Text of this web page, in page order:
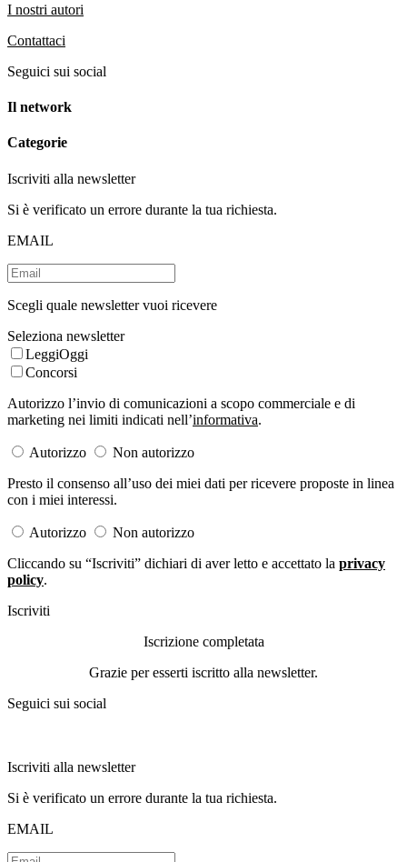
I nostri autori
Contattaci
Seguici sui social
Il network
Categorie
Iscriviti alla newsletter
Si è verificato un errore durante la tua richiesta.
EMAIL
Scegli quale newsletter vuoi ricevere
Seleziona newsletter
LeggiOggi
Concorsi
Autorizzo l’invio di comunicazioni a scopo commerciale e di
marketing nei limiti indicati nell’informativa.
Autorizzo
Non autorizzo
Presto il consenso all’uso dei miei dati per ricevere proposte in linea
con i miei interessi.
Autorizzo
Non autorizzo
Cliccando su “Iscriviti” dichiari di aver letto e accettato la privacy
policy.
Iscriviti
Iscrizione completata
Grazie per esserti iscritto alla newsletter.
Seguici sui social
Iscriviti alla newsletter
Si è verificato un errore durante la tua richiesta.
EMAIL